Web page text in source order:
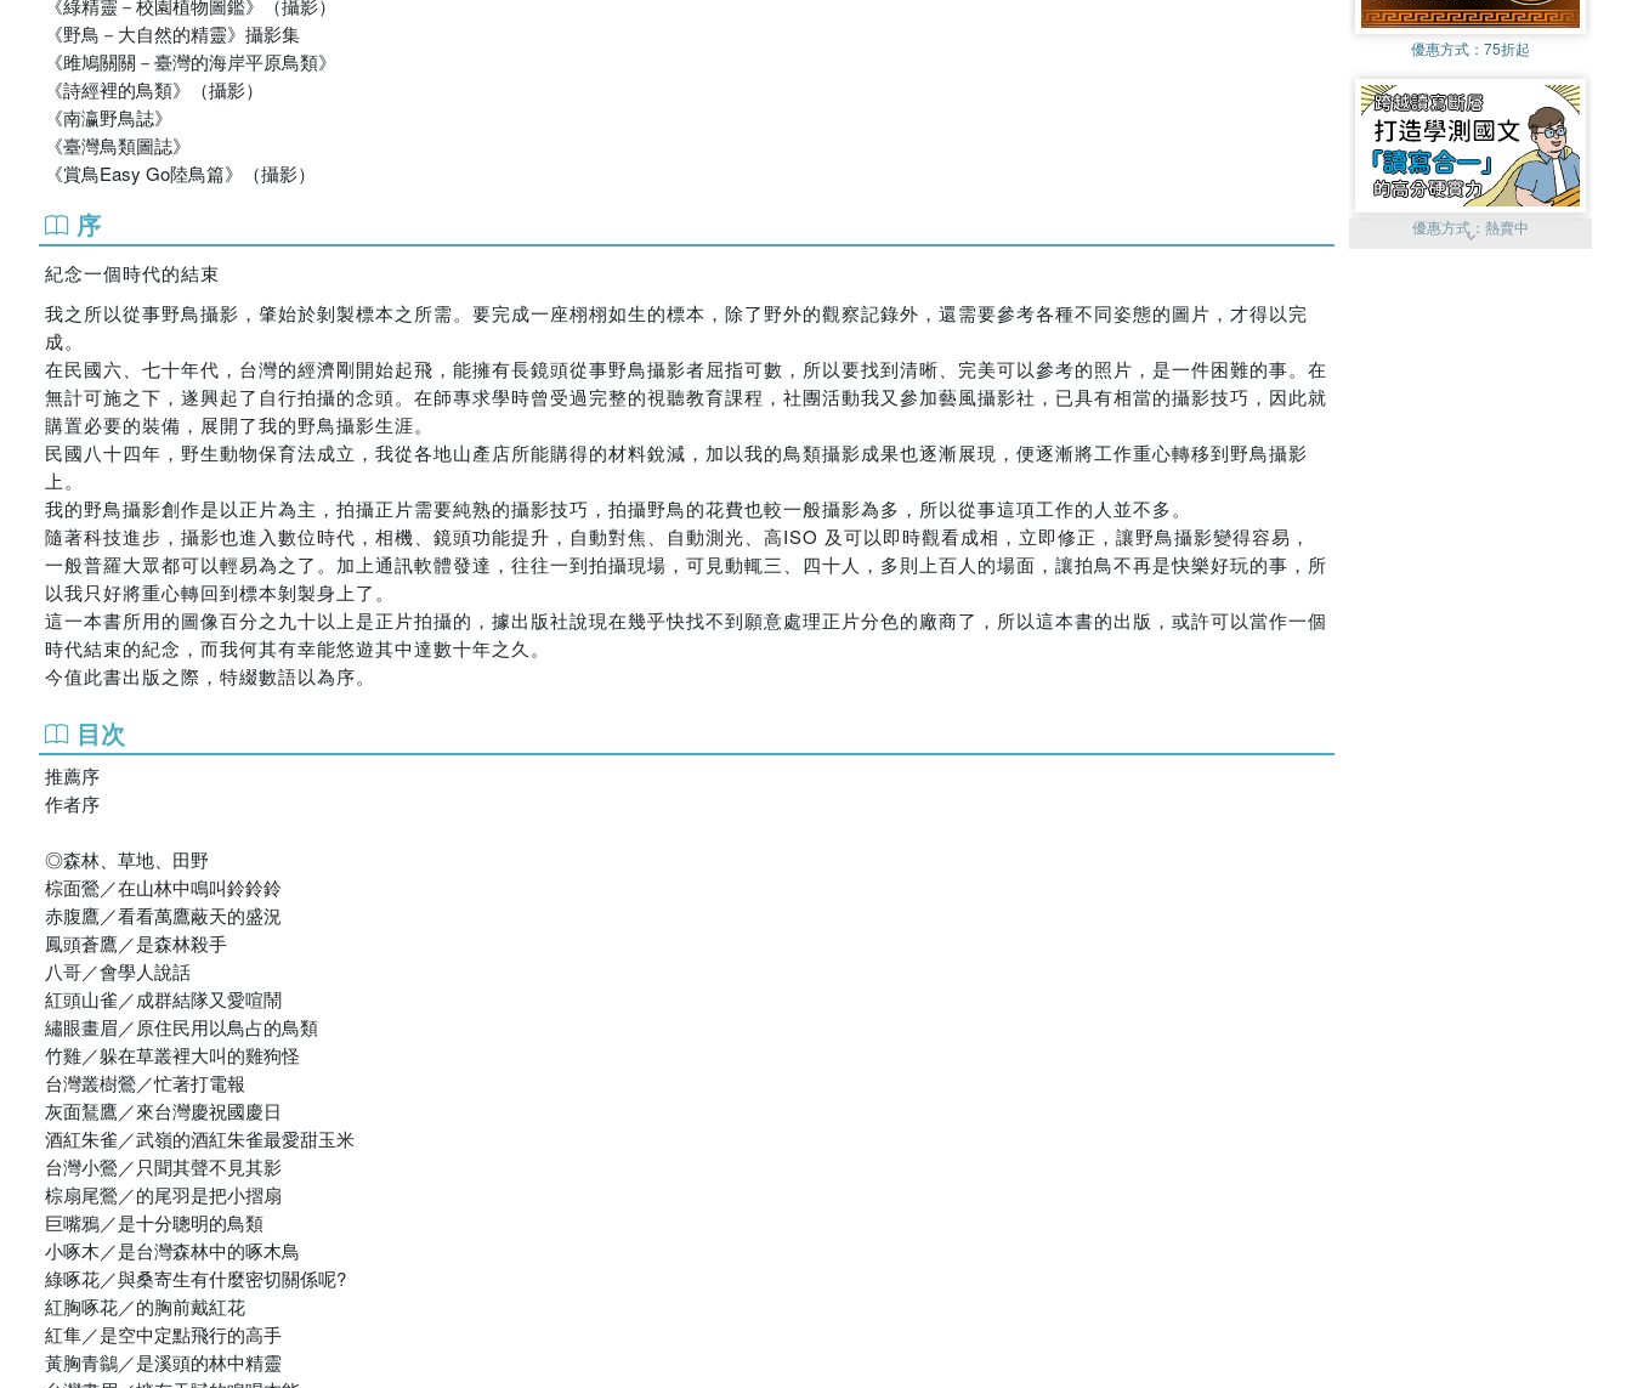
《綠精靈－校園植物圖鑑》（攝影）
《野鳥－大自然的精靈》攝影集
《雎鳩關關－臺灣的海岸平原鳥類》
《詩經裡的鳥類》（攝影）
《南瀛野鳥誌》
《臺灣鳥類圖誌》
《賞鳥Easy Go陸鳥篇》（攝影）
序
紀念一個時代的結束
我之所以從事野鳥攝影，肇始於剝製標本之所需。要完成一座栩栩如生的標本，除了野外的觀察記錄外，還需要參考各種不同姿態的圖片，才得以完
成。
在民國六、七十年代，台灣的經濟剛開始起飛，能擁有長鏡頭從事野鳥攝影者屈指可數，所以要找到清晰、完美可以參考的照片，是一件困難的事。在
無計可施之下，遂興起了自行拍攝的念頭。在師專求學時曾受過完整的視聽教育課程，社團活動我又參加藝風攝影社，已具有相當的攝影技巧，因此就
購置必要的裝備，展開了我的野鳥攝影生涯。
民國八十四年，野生動物保育法成立，我從各地山產店所能購得的材料銳減，加以我的鳥類攝影成果也逐漸展現，便逐漸將工作重心轉移到野鳥攝影
上。
我的野鳥攝影創作是以正片為主，拍攝正片需要純熟的攝影技巧，拍攝野鳥的花費也較一般攝影為多，所以從事這項工作的人並不多。
隨著科技進步，攝影也進入數位時代，相機、鏡頭功能提升，自動對焦、自動測光、高ISO 及可以即時觀看成相，立即修正，讓野鳥攝影變得容易，
一般普羅大眾都可以輕易為之了。加上通訊軟體發達，往往一到拍攝現場，可見動輒三、四十人，多則上百人的場面，讓拍鳥不再是快樂好玩的事，所
以我只好將重心轉回到標本剝製身上了。
這一本書所用的圖像百分之九十以上是正片拍攝的，據出版社說現在幾乎快找不到願意處理正片分色的廠商了，所以這本書的出版，或許可以當作一個
時代結束的紀念，而我何其有幸能悠遊其中達數十年之久。
今值此書出版之際，特綴數語以為序。
目次
推薦序
作者序
◎森林、草地、田野
棕面鶯／在山林中鳴叫鈴鈴鈴
赤腹鷹／看看萬鷹蔽天的盛況
鳳頭蒼鷹／是森林殺手
八哥／會學人說話
紅頭山雀／成群結隊又愛喧鬧
繡眼畫眉／原住民用以鳥占的鳥類
竹雞／躲在草叢裡大叫的雞狗怪
台灣叢樹鶯／忙著打電報
灰面鵟鷹／來台灣慶祝國慶日
酒紅朱雀／武嶺的酒紅朱雀最愛甜玉米
台灣小鶯／只聞其聲不見其影
棕扇尾鶯／的尾羽是把小摺扇
巨嘴鴉／是十分聰明的鳥類
小啄木／是台灣森林中的啄木鳥
綠啄花／與桑寄生有什麼密切關係呢?
紅胸啄花／的胸前戴紅花
紅隼／是空中定點飛行的高手
黃胸青鶲／是溪頭的林中精靈
優惠方式： 75折起
優惠方式： 熱賣中